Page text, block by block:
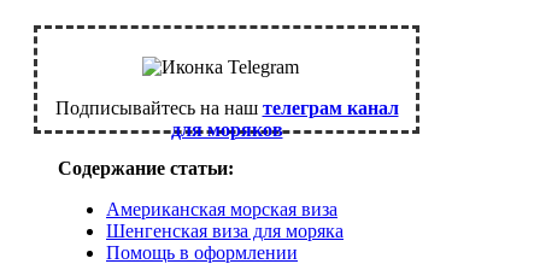
Подписывайтесь на наш телеграм канал
для моряков
Содержание статьи:
Американская морская виза
Шенгенская виза для моряка
Помощь в оформлении